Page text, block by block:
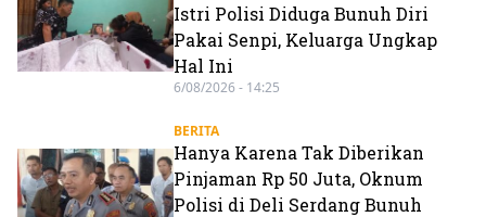
Istri Polisi Diduga Bunuh Diri
Pakai Senpi, Keluarga Ungkap
Hal Ini
6/08/2026 - 14:25
BERITA
Hanya Karena Tak Diberikan
Pinjaman Rp 50 Juta, Oknum
Polisi di Deli Serdang Bunuh